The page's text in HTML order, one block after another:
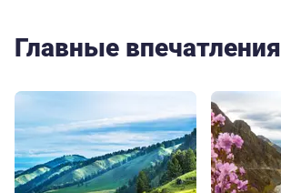
Главные впечатления